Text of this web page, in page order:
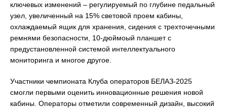
ключевых изменений – регулируемый по глубине педальный
узел, увеличенный на 15% световой проем кабины,
охлаждаемый ящик для хранения, сидения с трехточечными
ремнями безопасности, 10-дюймоый планшет с
предустановленной системой интеллектуального
мониторинга и многое другое.
Участники чемпионата Клуба операторов БЕЛАЗ-2025
смогли первыми оценить инновационные решения новой
кабины. Операторы отметили современный дизайн, высокий